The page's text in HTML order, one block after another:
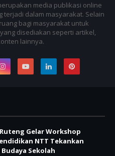
media publikasi online
dalam masyarakat. Selain
bagi masyarakat untuk
disediakan seperti artikel,
lainnya.
Ruteng Gelar Workshop
NTT Tekankan
Sekolah